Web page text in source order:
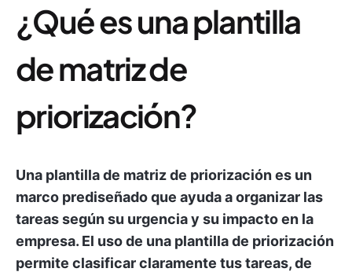
¿Qué es una plantilla
de matriz de
priorización?
Una plantilla de matriz de priorización es un
marco prediseñado que ayuda a organizar las
tareas según su urgencia y su impacto en la
empresa. El uso de una plantilla de priorización
permite clasificar claramente tus tareas, de